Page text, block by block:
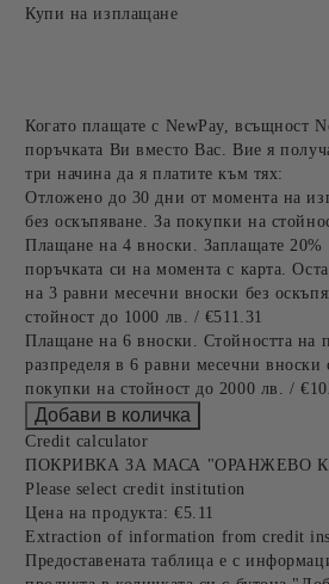
Купи на изплащане
Когато плащате с NewPay, всъщност
поръчката Ви вместо Вас. Вие я
три начина да я платите към тях:
Отложено до 30 дни от момента на
без оскъпяване. За покупки на
Плащане на 4 вноски. Заплащате 20%
поръчката си на момента с карта.
на 3 равни месечни вноски без
стойност до 1000 лв. / €511.31
Плащане на 6 вноски. Стойността на
разпределя в 6 равни месечни вноски
покупки на стойност до 2000 лв. /
Credit calculator
ПОКРИВКА ЗА МАСА "ОРАНЖЕВО
Please select credit institution
Цена на продукта: €5.11
Extraction of information from credit
Предоставената таблица е с